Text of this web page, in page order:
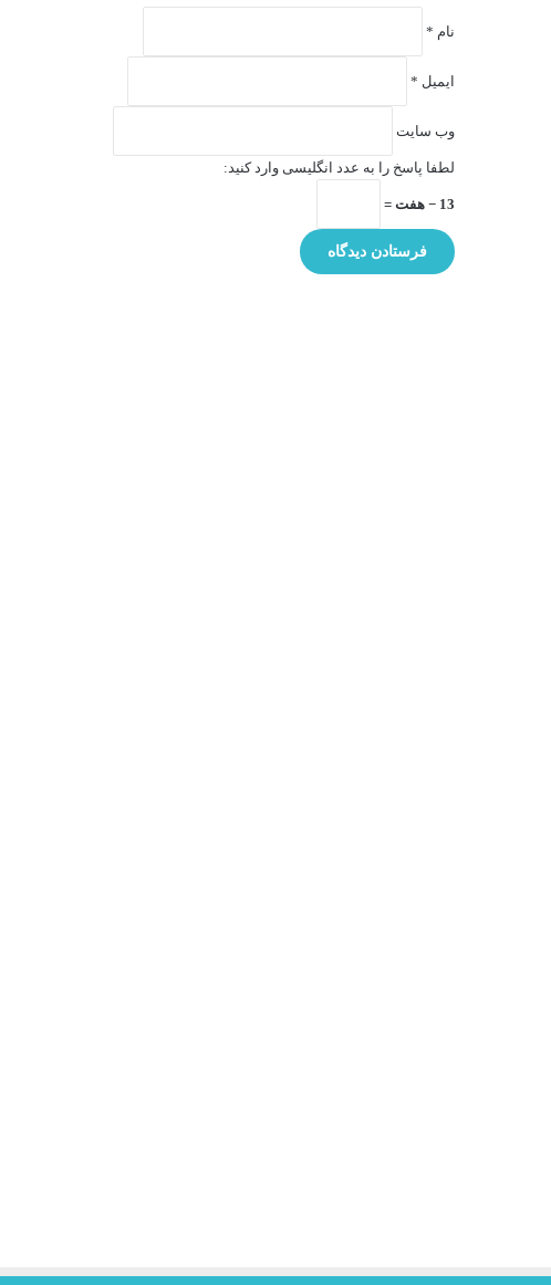
نام *
ایمیل *
وب‌ سایت
لطفا پاسخ را به عدد انگلیسی وارد کنید:
13 − هفت =